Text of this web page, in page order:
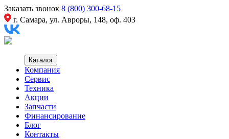
Заказать звонок 8 (800) 300-68-15
г. Самара, ул. Авроры, 148, оф. 403
Каталог
Компания
Сервис
Техника
Акции
Запчасти
Финансирование
Блог
Контакты